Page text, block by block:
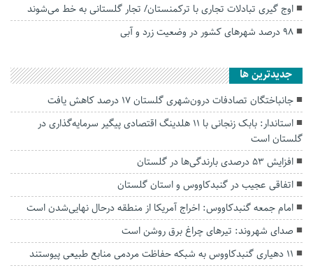
اوج گیری تبادلات تجاری با ترکمنستان/ تجار گلستانی به خط می‌شوند
۹۸ درصد شهرهای کشور در وضعیت زرد و آبی
جديدترين ها
جانباختگان تصادفات درون‌شهری گلستان ۱۷ درصد کاهش یافت
استاندار: بابک زنجانی با ۱۱ هلدینگ اقتصادی پیگیر سرمایه‌گذاری در
گلستان است
افزایش ۵۳ درصدی بارندگی‌ها در گلستان
اتفاقی عجیب در‌ گنبدکاووس و استان گلستان
امام جمعه گنبدکاووس: اخراج آمریکا از منطقه درحال نهایی‌شدن است
صدای شهروند: تیرهای چراغ برق روشن است
۱۱ دهیاری گنبدکاووس به شبکه حفاظت مردمی منابع طبیعی پیوستند